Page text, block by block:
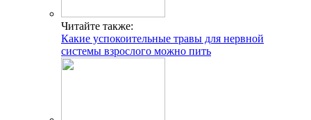
Читайте также:
Какие успокоительные травы для нервной
системы взрослого можно пить